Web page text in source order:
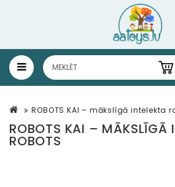
ROBOTS KAI – mākslīgā intelekta
ROBOTS KAI – MĀKSLĪGĀ
ROBOTS